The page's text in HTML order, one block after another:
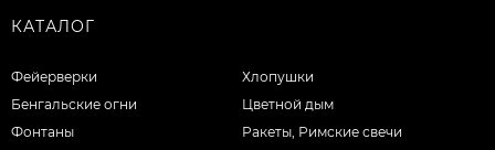
КАТАЛОГ
Фейерверки
Бенгальские огни
Фонтаны
Хлопушки
Цветной дым
Ракеты, Римские свечи